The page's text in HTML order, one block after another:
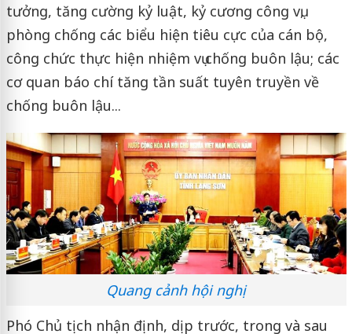
tưởng, tăng cường kỷ luật, kỷ cương công vụ,
phòng chống các biểu hiện tiêu cực của cán bộ,
công chức thực hiện nhiệm vụ chống buôn lậu; các
cơ quan báo chí tăng tần suất tuyên truyền về
chống buôn lậu...
Quang cảnh hội nghị
Phó Chủ tịch nhận định, dịp trước, trong và sau